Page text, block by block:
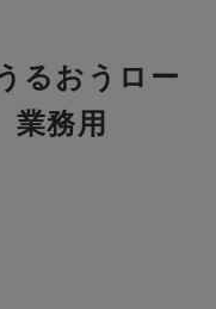
るおうロー
務用